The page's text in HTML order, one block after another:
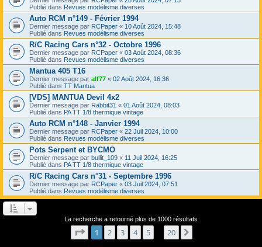
Publié dans Revues modélisme diverses
Auto RCM n°149 - Février 1994
Dernier message par RCPaper « 10 Août 2024, 15:48
Publié dans Revues modélisme diverses
R/C Racing Cars n°32 - Octobre 1996
Dernier message par RCPaper « 03 Août 2024, 08:36
Publié dans Revues modélisme diverses
Mantua 405 T16
Dernier message par alf77 « 02 Août 2024, 16:36
Publié dans TT Mantua
[VDS] MANTUA Devil 4x2
Dernier message par Rabbit31 « 01 Août 2024, 08:03
Publié dans PA TT 1/8 thermique vintage
Auto RCM n°148 - Janvier 1994
Dernier message par RCPaper « 22 Juil 2024, 10:00
Publié dans Revues modélisme diverses
Pots Serpent et BYCMO
Dernier message par bullit_109 « 11 Juil 2024, 16:25
Publié dans PA TT 1/8 thermique vintage
R/C Racing Cars n°31 - Septembre 1996
Dernier message par RCPaper « 03 Juil 2024, 07:51
Publié dans Revues modélisme diverses
La recherche a retourné plus de 1000 résultats
Page sur20
1 2 3 4 5 20